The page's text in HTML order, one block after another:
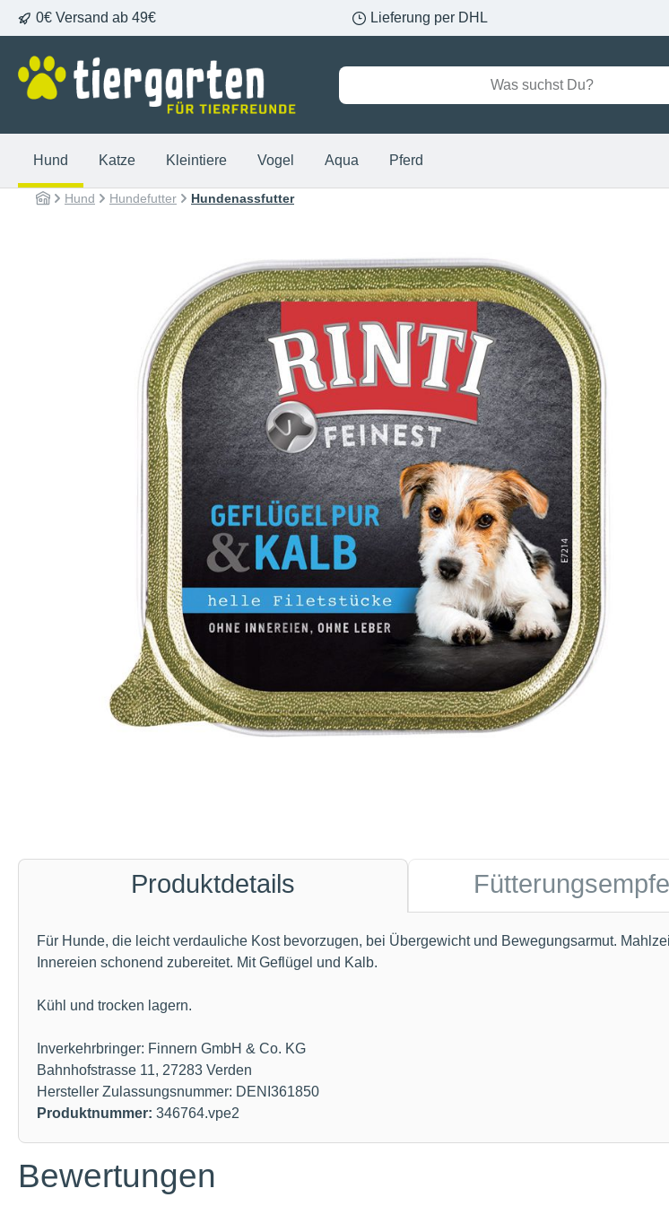
Zur Hauptnavigation springen
0€ Versand ab 49€ Lieferung per DHL
Hund Katze Kleintiere Vogel Aqua Pferd
Hund Hundefutter Hundenassfutter
Produktdetails
Für Hunde, die leicht verdauliche Kost bevorzugen, bei Übergewicht und Bewegungsarmut.
Innereien schonend zubereitet. Mit Geflügel und Kalb.
Kühl und trocken lagern.
Inverkehrbringer: Finnern GmbH & Co. KG
Bahnhofstrasse 11, 27283 Verden
Hersteller Zulassungsnummer: DENI361850
Produktnummer: 346764.vpe2
Bewertungen